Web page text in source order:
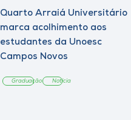
Quarto Arraiá Universitário
marca acolhimento aos
estudantes da Unoesc
Campos Novos
Graduação Notícia